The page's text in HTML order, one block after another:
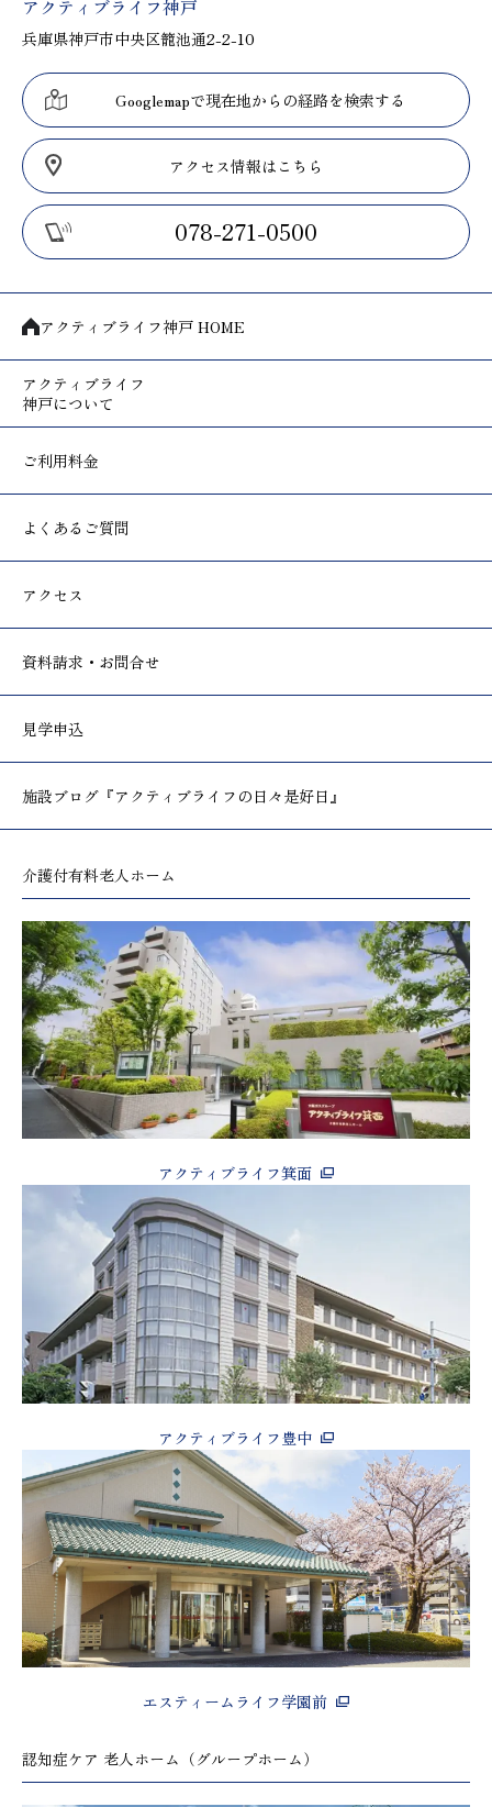
アクティブライフ神戸
兵庫県神戸市中央区籠池通2-2-10
Googlemapで現在地からの経路を検索する
アクセス情報はこちら
078-271-0500
アクティブライフ神戸 HOME
アクティブライフ
神戸について
ご利用料金
よくあるご質問
アクセス
資料請求・お問合せ
見学申込
施設ブログ 『アクティブライフの日々是好日』
介護付有料老人ホーム
アクティブライフ箕面
アクティブライフ豊中
エスティームライフ学園前
認知症ケア 老人ホーム（グループホーム）